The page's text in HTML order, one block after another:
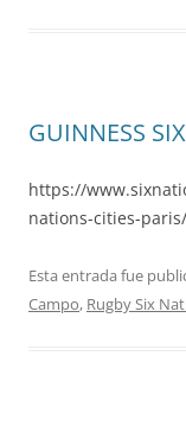
GUINNESS
https://
nations-cities-paris/
Esta entrada fue
Campo, Rugby Six